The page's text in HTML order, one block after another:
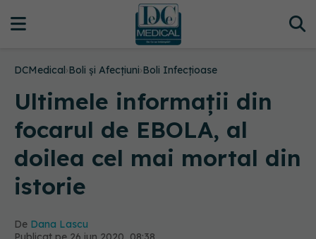
DCMedical›Boli și Afecțiuni›Boli Infecțioase
Ultimele informații din
focarul de EBOLA, al
doilea cel mai mortal din
istorie
De Dana Lascu